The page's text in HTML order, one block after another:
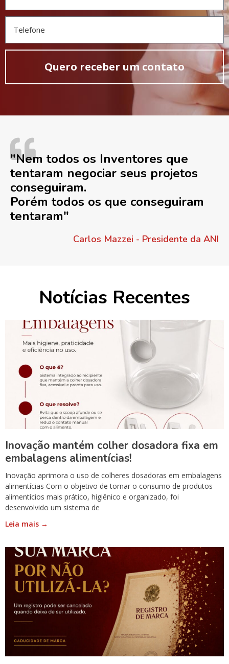
Quero receber um contato
"Nem todos os Inventores que
tentaram negociar seus projetos
conseguiram.
Porém todos os que conseguiram
tentaram"
Carlos Mazzei - Presidente da ANI
Notícias Recentes
Inovação mantém colher dosadora fixa em
embalagens alimentícias!
Inovação aprimora o uso de colheres dosadoras em embalagens
alimentícias Com o objetivo de tornar o consumo de produtos
alimentícios mais prático, higiênico e organizado, foi
desenvolvido um sistema de
Leia mais →